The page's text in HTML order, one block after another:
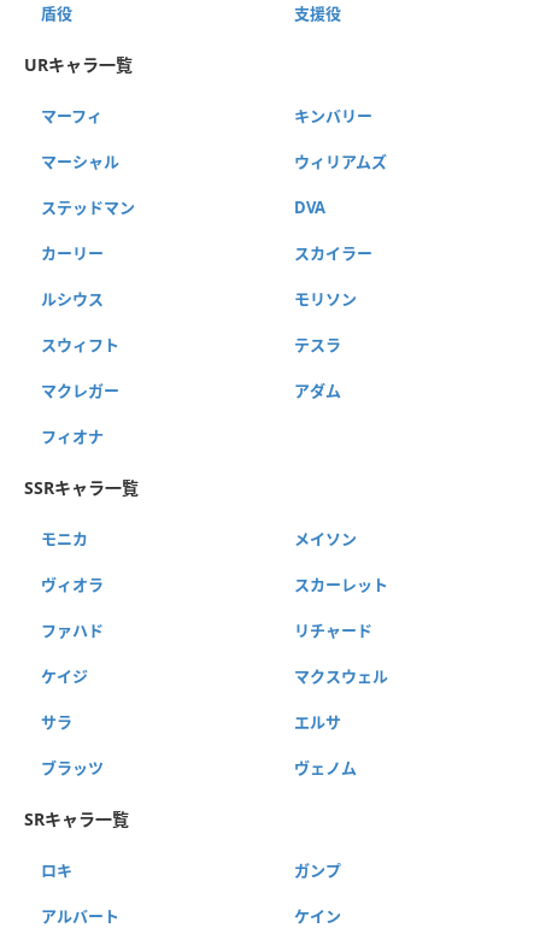
盾役 支援役
URキャラ一覧
マーフィ キンバリー
マーシャル ウィリアムズ
ステッドマン DVA
カーリー スカイラー
ルシウス モリソン
スウィフト テスラ
マクレガー アダム
フィオナ
SSRキャラ一覧
モニカ メイソン
ヴィオラ スカーレット
ファハド リチャード
ケイジ マクスウェル
サラ エルサ
ブラッツ ヴェノム
SRキャラ一覧
ロキ ガンプ
アルバート ケイン